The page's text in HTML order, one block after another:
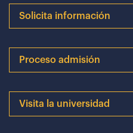
Solicita información
Proceso admisión
Visita la universidad